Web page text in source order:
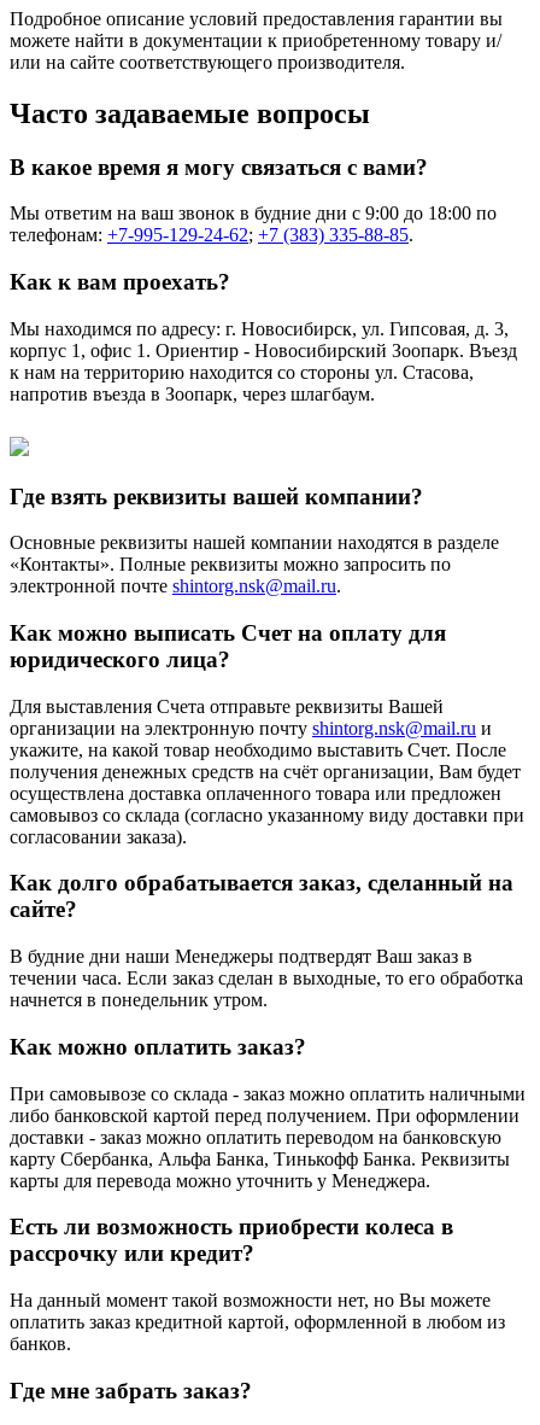
Подробное описание условий предоставления гарантии вы
можете найти в документации к приобретенному товару и/
или на сайте соответствующего производителя.
Часто задаваемые вопросы
В какое время я могу связаться с вами?
Мы ответим на ваш звонок в будние дни с 9:00 до 18:00 по
телефонам: +7-995-129-24-62; +7 (383) 335-88-85.
Как к вам проехать?
Мы находимся по адресу: г. Новосибирск, ул. Гипсовая, д. 3,
корпус 1, офис 1. Ориентир - Новосибирский Зоопарк. Въезд
к нам на территорию находится со стороны ул. Стасова,
напротив въезда в Зоопарк, через шлагбаум.
Где взять реквизиты вашей компании?
Основные реквизиты нашей компании находятся в разделе
«Контакты». Полные реквизиты можно запросить по
электронной почте shintorg.nsk@mail.ru.
Как можно выписать Счет на оплату для
юридического лица?
Для выставления Счета отправьте реквизиты Вашей
организации на электронную почту shintorg.nsk@mail.ru и
укажите, на какой товар необходимо выставить Счет. После
получения денежных средств на счёт организации, Вам будет
осуществлена доставка оплаченного товара или предложен
самовывоз со склада (согласно указанному виду доставки при
согласовании заказа).
Как долго обрабатывается заказ, сделанный на
сайте?
В будние дни наши Менеджеры подтвердят Ваш заказ в
течении часа. Если заказ сделан в выходные, то его обработка
начнется в понедельник утром.
Как можно оплатить заказ?
При самовывозе со склада - заказ можно оплатить наличными
либо банковской картой перед получением. При оформлении
доставки - заказ можно оплатить переводом на банковскую
карту Сбербанка, Альфа Банка, Тинькофф Банка. Реквизиты
карты для перевода можно уточнить у Менеджера.
Есть ли возможность приобрести колеса в
рассрочку или кредит?
На данный момент такой возможности нет, но Вы можете
оплатить заказ кредитной картой, оформленной в любом из
банков.
Где мне забрать заказ?